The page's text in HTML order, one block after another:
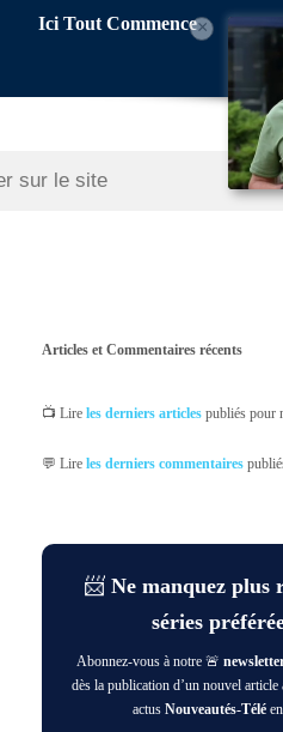
Ici Tout Commence×
Articles et Commentaires récents
📺 Lireles derniers articles publiés pour
💬 Lireles derniers commentaires
📨 Ne manquez plus
séries
Abonnez-vous à notre 🚨
dès la publication d’un nouvel
actusNouveautés-Télé